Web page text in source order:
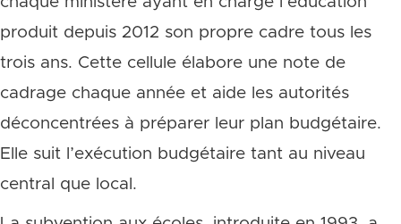
produit depuis 2012 son propre cadre tous les
trois ans. Cette cellule élabore une note de
cadrage chaque année et aide les autorités
déconcentrées à préparer leur plan budgétaire.
Elle suit l’exécution budgétaire tant au niveau
central que local.